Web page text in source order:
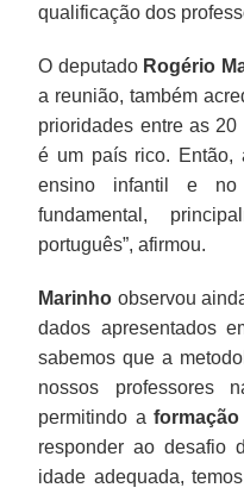
qualificação dos
O deputado Rogério
a reunião, também
prioridades entre as 20
é um país rico. Então,
ensino infantil e
fundamental,
português”, afirmou.
Marinho observou
dados apresentados
sabemos que a
nossos professores
permitindo a
responder ao desafio
idade adequada,